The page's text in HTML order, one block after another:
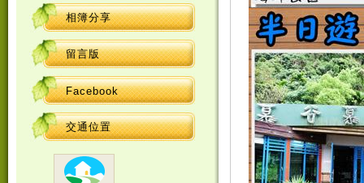
相簿分享
留言版
Facebook
交通位置